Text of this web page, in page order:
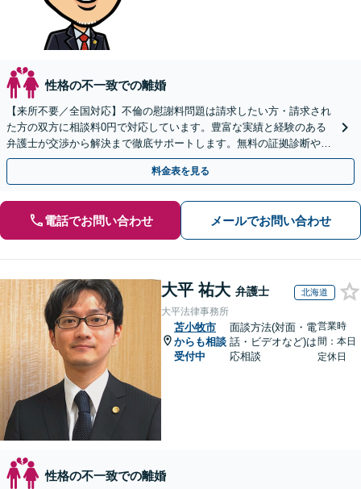
性格の不一致での離婚
【来所不要／全国対応】不倫の慰謝料問題は請求したい方・請求され
た方の双方に相談料0円で対応しています。豊富な実績と経験のある
弁護士が交渉から解決まで徹底サポートします。無料の証拠診断や着
手金の返還保証もありますので安心してご相談ください。
料金表を見る
電話でお問い合わせ メールでお問い合わせ
大平 祐大 弁護士 北海道
大平法律事務所
苫小牧市
からも相談
受付中
面談方法(対面・電
話・ビデオなど)は
応相談
営業時
間：本日
定休日
性格の不一致での離婚